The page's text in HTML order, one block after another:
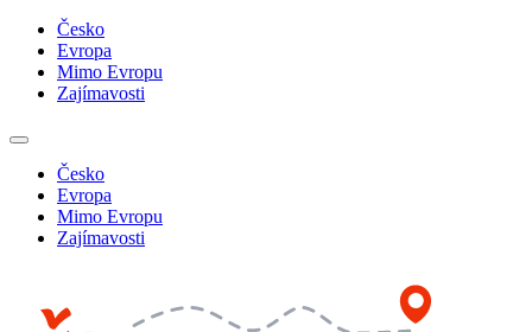
Česko
Evropa
Mimo Evropu
Zajímavosti
Česko
Evropa
Mimo Evropu
Zajímavosti